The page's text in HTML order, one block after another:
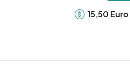
15,50 Euro